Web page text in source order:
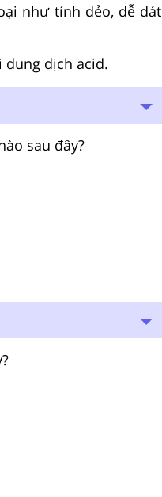
như tính dẻo, dễ dát
dung dịch acid.
sau đây?